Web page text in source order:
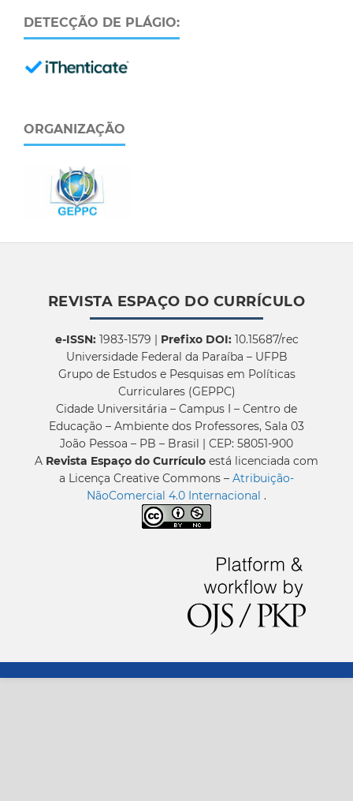
DETECÇÃO DE PLÁGIO:
ORGANIZAÇÃO
REVISTA ESPAÇO DO CURRÍCULO
e-ISSN:1983-1579 | Prefixo DOI:10.15687/rec
Universidade Federal da Paraíba – UFPB
Grupo de Estudos e Pesquisas em Políticas
Curriculares (GEPPC)
Cidade Universitária – Campus I – Centro de
Educação – Ambiente dos Professores, Sala 03
João Pessoa – PB – Brasil | CEP: 58051-900
A Revista Espaço do Currículo está licenciada com
a Licença Creative Commons – Atribuição-
NãoComercial 4.0 Internacional .